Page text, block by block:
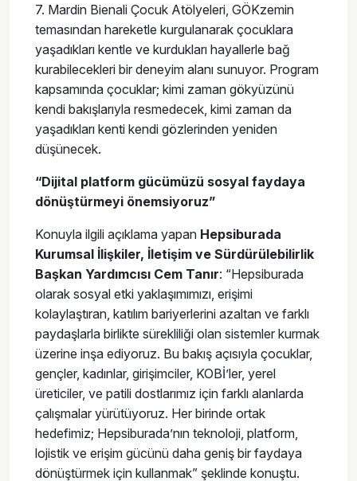
7. Mardin Bienali Çocuk Atölyeleri, GÖKzemin
temasından hareketle kurgulanarak çocuklara
yaşadıkları kentle ve kurdukları hayallerle bağ
kurabilecekleri bir deneyim alanı sunuyor. Program
kapsamında çocuklar; kimi zaman gökyüzünü
kendi bakışlarıyla resmedecek, kimi zaman da
yaşadıkları kenti kendi gözlerinden yeniden
düşünecek.
“Dijital platform gücümüzü sosyal faydaya
dönüştürmeyi önemsiyoruz”
Konuyla ilgili açıklama yapan Hepsiburada
Kurumsal İlişkiler, İletişim ve Sürdürülebilirlik
Başkan Yardımcısı Cem Tanır: “Hepsiburada
olarak sosyal etki yaklaşımımızı, erişimi
kolaylaştıran, katılım bariyerlerini azaltan ve farklı
paydaşlarla birlikte sürekliliği olan sistemler kurmak
üzerine inşa ediyoruz. Bu bakış açısıyla çocuklar,
gençler, kadınlar, girişimciler, KOBİ’ler, yerel
üreticiler, ve patili dostlarımız için farklı alanlarda
çalışmalar yürütüyoruz. Her birinde ortak
hedefimiz; Hepsiburada’nın teknoloji, platform,
lojistik ve erişim gücünü daha geniş bir faydaya
dönüştürmek için kullanmak” şeklinde konuştu.